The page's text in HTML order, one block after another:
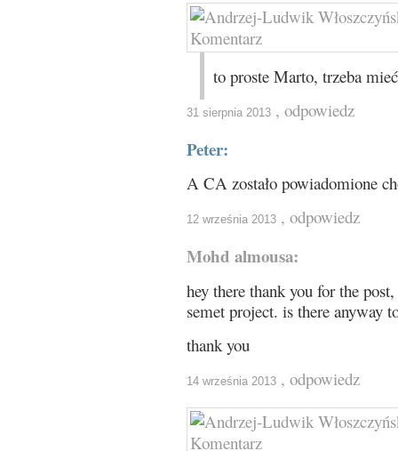
to proste Marto, trzeba
31 sierpnia 2013 , odpowiedz
Peter:
A CA zostało powiadomione
12 września 2013 , odpowiedz
Mohd almousa:
hey there thank you for the
semet project. is there anyway
thank you
14 września 2013 , odpowiedz